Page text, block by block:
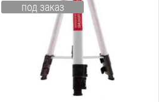
под заказ
м
Тип штатива:
с элевационной головкой
Резьба крепления:
Поставляется в: